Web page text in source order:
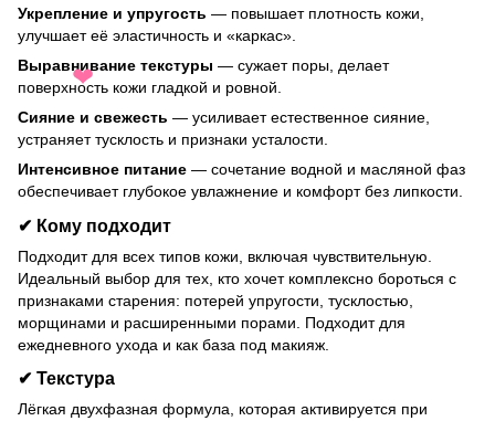
Укрепление и упругость — повышает плотность кожи,
улучшает её эластичность и «каркас».
Выравнивание текстуры — сужает поры, делает
поверхность кожи гладкой и ровной.
Сияние и свежесть — усиливает естественное сияние,
устраняет тусклость и признаки усталости.
Интенсивное питание — сочетание водной и масляной фаз
обеспечивает глубокое увлажнение и комфорт без липкости.
✔ Кому подходит
Подходит для всех типов кожи, включая чувствительную.
Идеальный выбор для тех, кто хочет комплексно бороться с
признаками старения: потерей упругости, тусклостью,
морщинами и расширенными порами. Подходит для
ежедневного ухода и как база под макияж.
✔ Текстура
Лёгкая двухфазная формула, которая активируется при
❤